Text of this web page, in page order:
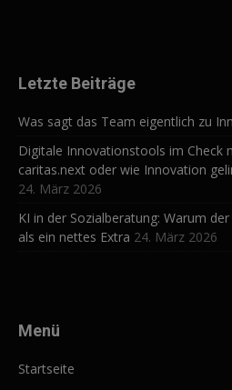
Letzte Beiträge
Was sagt das Team eigentlich zu
Digitale Innovationstools im Check
caritas.next oder wie Innovation
24. März 2026
KI in der Sozialberatung: Warum
als ein nettes Extra 24. März 2026
Menü
Startseite